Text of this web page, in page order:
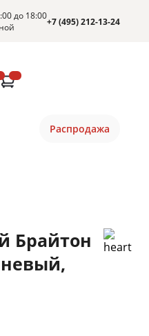
до 18:00+7 (495) 212-13-24
Распродажа
Брайтон